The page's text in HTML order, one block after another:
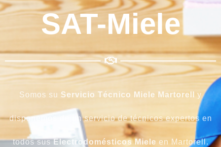
SAT-Miele
Somos su Servicio Técnico Miele Martorell y
disponemos de un servicio de técnicos expertos en
todos susElectrodomésticos Miele en Martorell.